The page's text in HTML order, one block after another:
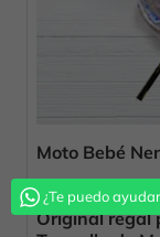
Moto Bebé
69,00 €
Original regal
¿Te puedo